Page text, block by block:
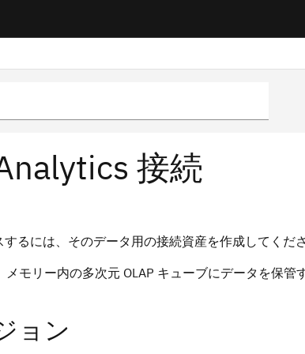
接続
るには、そのデータ用の接続資産を作成してくださ
モリー内の多次元 OLAP キューブにデータを保
ョン